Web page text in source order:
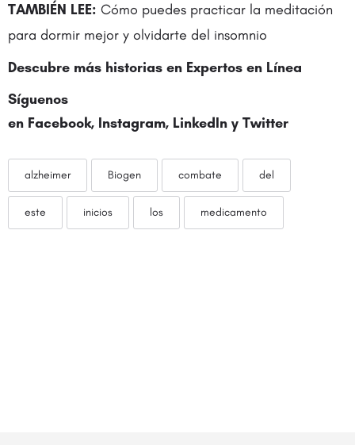
TAMBIÉN LEE: Cómo puedes practicar la meditación
para dormir mejor y olvidarte del insomnio
Descubre más historias en Expertos en Línea
Síguenos
en Facebook, Instagram, LinkedIn y Twitter
alzheimer Biogen combate del
este inicios los medicamento